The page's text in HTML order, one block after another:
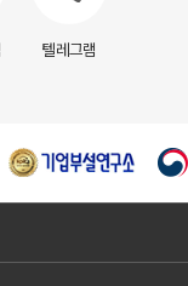
텔레그램